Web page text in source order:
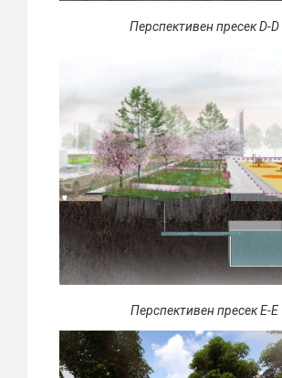
Перспективен пресек D-D
Перспективен пресек E-E